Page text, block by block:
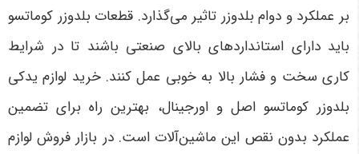
بر عملکرد و دوام بلدوزر تاثیر می‌گذارد. قطعات بلدوزر کوماتسو
باید دارای استانداردهای بالای صنعتی باشند تا در شرایط
کاری سخت و فشار بالا به خوبی عمل کنند. خرید لوازم یدکی
بلدوزر کوماتسو اصل و اورجینال، بهترین راه برای تضمین
عملکرد بدون نقص این ماشین‌آلات است. در بازار فروش لوازم